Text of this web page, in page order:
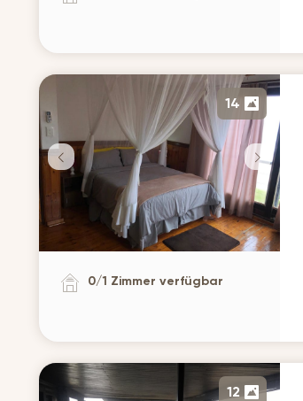
14
0/1 Zimmer verfügbar
12